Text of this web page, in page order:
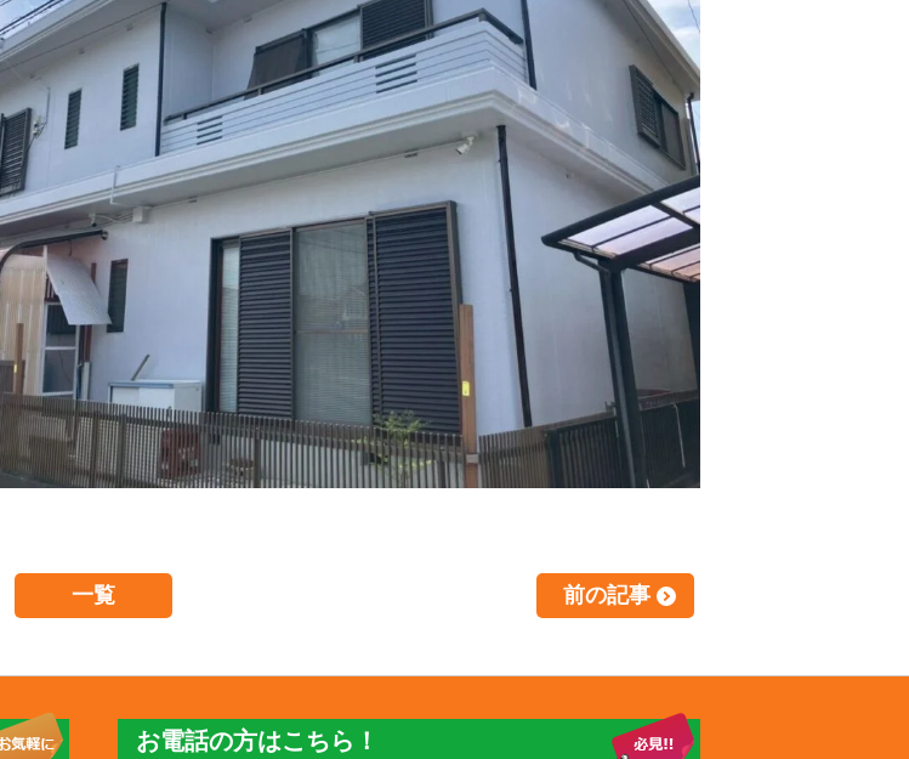
一覧 前の記事
お電話の方はこちら！